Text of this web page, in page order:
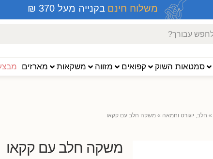
משלוח חינם בקנייה מעל 370 ₪
סמטאות השוק קפואים מזווה משקאות מארזים
» חלב, יוגורט וחמאה »משקה חלב עם קקאו
משקה חלב עם קקאו